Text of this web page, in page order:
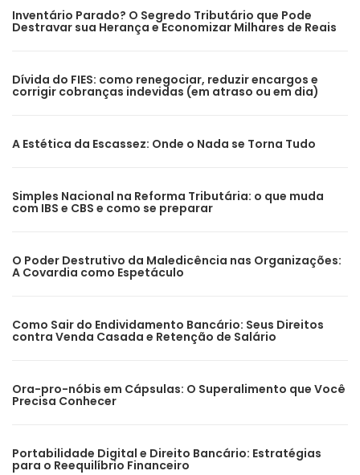
Inventário Parado? O Segredo Tributário que Pode
Destravar sua Herança e Economizar Milhares de Reais
Dívida do FIES: como renegociar, reduzir encargos e
corrigir cobranças indevidas (em atraso ou em dia)
A Estética da Escassez: Onde o Nada se Torna Tudo
Simples Nacional na Reforma Tributária: o que muda
com IBS e CBS e como se preparar
O Poder Destrutivo da Maledicência nas Organizações:
A Covardia como Espetáculo
Como Sair do Endividamento Bancário: Seus Direitos
contra Venda Casada e Retenção de Salário
Ora-pro-nóbis em Cápsulas: O Superalimento que Você
Precisa Conhecer
Portabilidade Digital e Direito Bancário: Estratégias
para o Reequilíbrio Financeiro